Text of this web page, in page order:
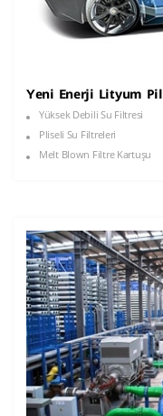
Yeni Enerji Lityum Pil
Yüksek Debili Su Filtresi
Pliseli Su Filtreleri
Melt Blown Filtre Kartuşu